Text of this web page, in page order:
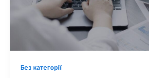
Без категорії